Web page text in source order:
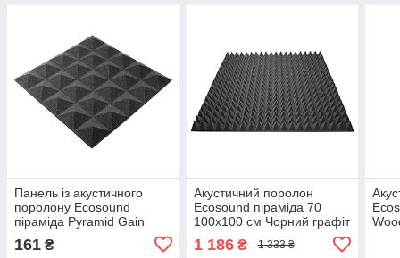
Панель із акустичного
поролону Ecosound
піраміда Pyramid Gain
Black 30 45х45 см Чорний
графіт
161 ₴
Акустичний поролон
Ecosound піраміда 70
100х100 см Чорний графіт
1 186₴ 1 333 ₴